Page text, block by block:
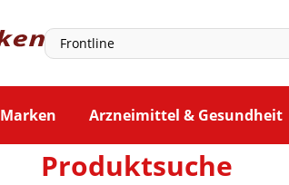
Marken Arzneimittel & Gesundheit
Produktsuche